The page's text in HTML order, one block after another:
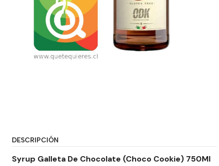
DESCRIPCIÓN
Syrup Galleta De Chocolate (Choco Cookie) 750Ml